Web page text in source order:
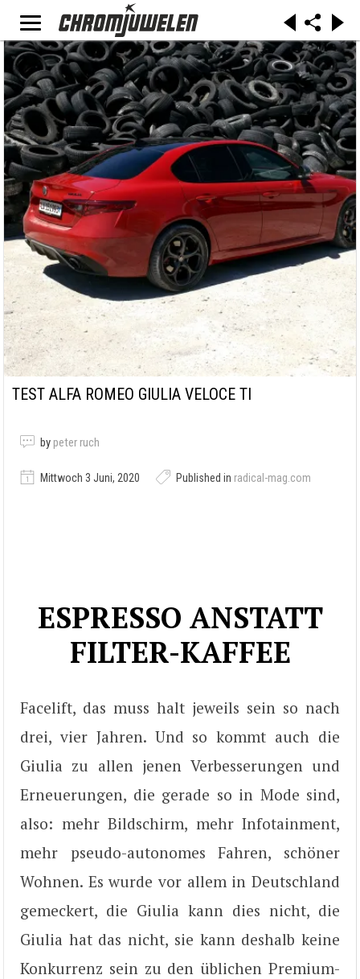
TEST ALFA ROMEO GIULIA VELOCE TI
by peter ruch
Mittwoch 3 Juni, 2020 Published in radical-mag.com
ESPRESSO ANSTATT
FILTER-KAFFEE
Facelift, das muss halt jeweils sein so nach
drei, vier Jahren. Und so kommt auch die
Giulia zu allen jenen Verbesserungen und
Erneuerungen, die gerade so in Mode sind,
also: mehr Bildschirm, mehr Infotainment,
mehr pseudo-autonomes Fahren, schöner
Wohnen. Es wurde vor allem in Deutschland
gemeckert, die Giulia kann dies nicht, die
Giulia hat das nicht, sie kann deshalb keine
Konkurrenz sein zu den üblichen Premium-